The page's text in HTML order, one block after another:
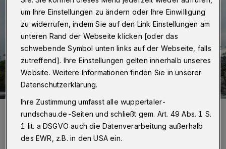
Menschenmassen hinein- und herausströmen, wird es noch einige
Monate länger als ursprünglich geplant dauern. Der Stadt gefällt das
Foto: Rundschau
um Ihre Einstellungen zu ändern oder Ihre Einwilligung
zu widerrufen, indem Sie auf den Link Einstellungen am
unteren Rand der Webseite klicken [oder das
schwebende Symbol unten links auf der Webseite, falls
zutreffend]. Ihre Einstellungen gelten innerhalb unseres
Website. Weitere Informationen finden Sie in unserer
Datenschutzerklärung.
Ihre Zustimmung umfasst alle wuppertaler-
rundschau.de-Seiten und schließt gem. Art. 49 Abs. 1 S.
1 lit. a DSGVO auch die Datenverarbeitung außerhalb
des EWR, z.B. in den USA ein.